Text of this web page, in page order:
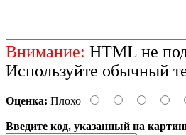
Внимание: HTML не
Используйте обычный
Оценка: Плохо
Введите код, указанный на